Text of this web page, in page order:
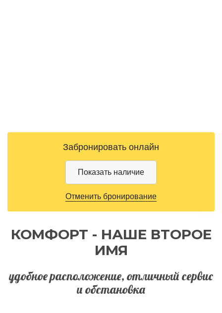
КОМФОРТ - НАШЕ ВТОРОЕ
ИМЯ
удобное расположение, отличный сервис
и обстановка